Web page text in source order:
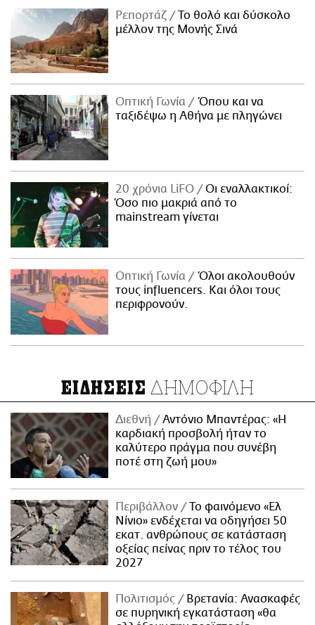
Ρεπορτάζ
Το θολό και δύσκολο
μέλλον της Μονής Σινά
Οπτική Γωνία
Όπου και να
ταξιδέψω η Αθήνα με πληγώνει
20 χρόνια LiFO
Οι εναλλακτικοί:
Όσο πιο μακριά από το
mainstream γίνεται
Οπτική Γωνία
Όλοι ακολουθούν
τους influencers. Και όλοι τους
περιφρονούν.
ΕΙΔΗΣΕΙΣ ΔΗΜΟΦΙΛΗ
Διεθνή
Αντόνιο Μπαντέρας: «Η
καρδιακή προσβολή ήταν το
καλύτερο πράγμα που συνέβη
ποτέ στη ζωή μου»
Περιβάλλον
Το φαινόμενο «Ελ
Νίνιο» ενδέχεται να οδηγήσει 50
εκατ. ανθρώπους σε κατάσταση
οξείας πείνας πριν το τέλος του
2027
Πολιτισμός
Βρετανία: Ανασκαφές
σε πυρηνική εγκατάσταση «θα